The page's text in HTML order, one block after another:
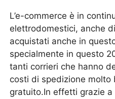
L’e-commerce è in
elettrodomestici, anche
acquistati anche in
specialmente in questo
tanti corrieri che hanno
costi di spedizione
gratuito.In effetti grazie